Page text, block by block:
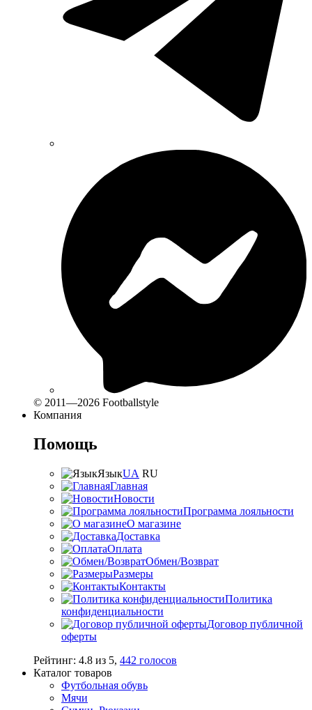
© 2011—2026 Footballstyle
Компания
Помощь
ЯзыкUA RU
Главная
Новости
Программа лояльности
О магазине
Доставка
Оплата
Обмен/Возврат
Размеры
Контакты
Политика
конфиденциальности
Договор публичной
оферты
Рейтинг: 4.8 из 5, 442 голосов
Каталог товаров
Футбольная обувь
Мячи